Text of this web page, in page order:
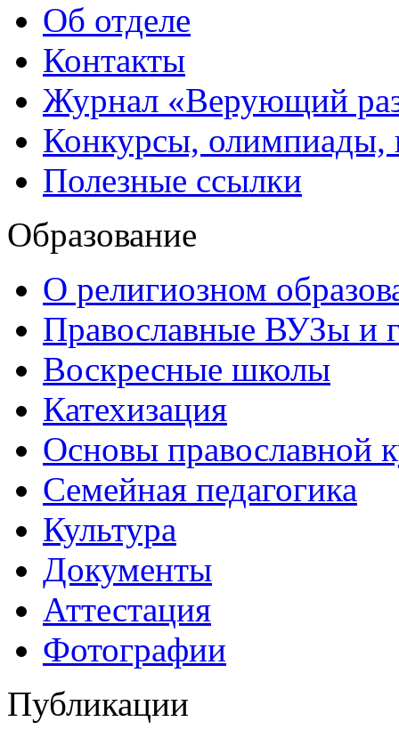
Об отделе
Контакты
Журнал «Верующий
Конкурсы, олимпиады,
Полезные ссылки
Образование
О религиозном
Православные ВУЗы и
Воскресные школы
Катехизация
Основы православной
Семейная педагогика
Культура
Документы
Аттестация
Фотографии
Публикации